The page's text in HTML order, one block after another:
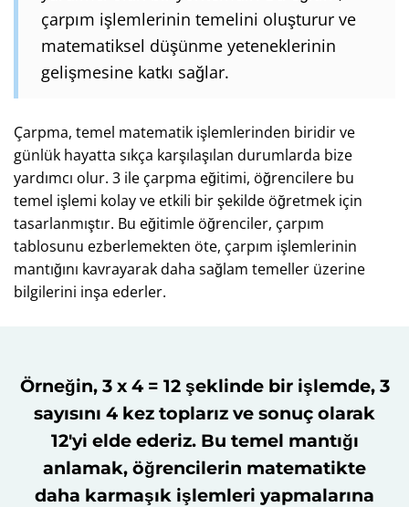
çarpım işlemlerinin temelini oluşturur ve
matematiksel düşünme yeteneklerinin
gelişmesine katkı sağlar.
Çarpma, temel matematik işlemlerinden biridir ve
günlük hayatta sıkça karşılaşılan durumlarda bize
yardımcı olur. 3 ile çarpma eğitimi, öğrencilere bu
temel işlemi kolay ve etkili bir şekilde öğretmek için
tasarlanmıştır. Bu eğitimle öğrenciler, çarpım
tablosunu ezberlemekten öte, çarpım işlemlerinin
mantığını kavrayarak daha sağlam temeller üzerine
bilgilerini inşa ederler.
Örneğin, 3 x 4 = 12 şeklinde bir işlemde, 3
sayısını 4 kez toplarız ve sonuç olarak
12'yi elde ederiz. Bu temel mantığı
anlamak, öğrencilerin matematikte
daha karmaşık işlemleri yapmalarına